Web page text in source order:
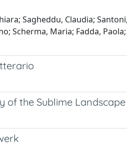
Sagheddu, Claudia;
Scherma, Maria; Fadda,
of the Sublime Landscape